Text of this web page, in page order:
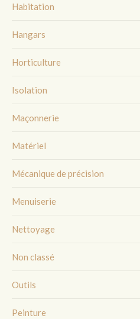
Habitation
Hangars
Horticulture
Isolation
Maçonnerie
Matériel
Mécanique de précision
Menuiserie
Nettoyage
Non classé
Outils
Peinture